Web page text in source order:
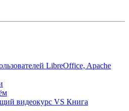
LibreOffice, Apache
видеокурс VS Книга